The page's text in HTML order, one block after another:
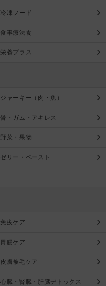
冷凍フード
食事療法食
栄養プラス
ジャーキー（肉・魚）
骨・ガム・アキレス
野菜・果物
ゼリー・ペースト
免疫ケア
胃腸ケア
皮膚被毛ケア
心臓・腎臓・肝臓デトックス